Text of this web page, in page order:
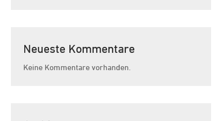
Neueste Kommentare
Keine Kommentare vorhanden.